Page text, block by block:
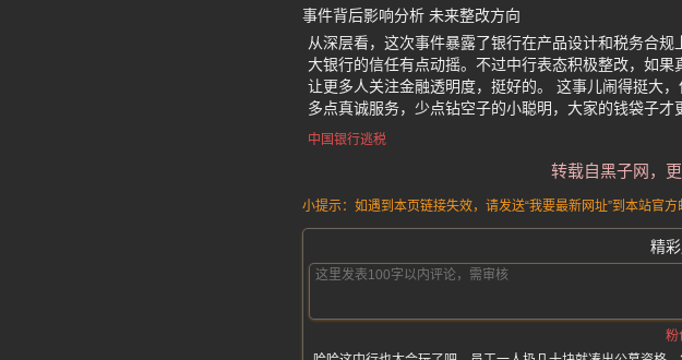
事件背后影响分析 未来整改方向
从深层看，这次事件暴露了银行在产品设计和税务合
大银行的信任有点动摇。不过中行表态积极整改，如
让更多人关注金融透明度，挺好的。 这事儿闹得挺大
多点真诚服务，少点钻空子的小聪明，大家的钱袋子才
中国银行逃税
转载自黑子网，
小提示：如遇到本页链接失效，请发送“我要最新网址”到本站官
精
粉